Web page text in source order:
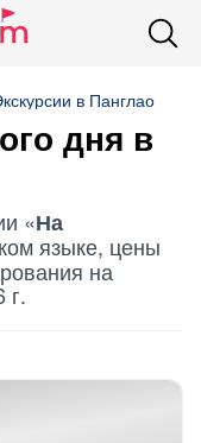
в Панглао
дня в
«На
языке, цены
на
г.